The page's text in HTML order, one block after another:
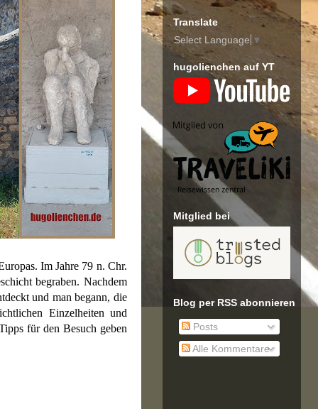
Im Jahre 79 n. Chr.
begraben. Nachdem
und man begann, die
Einzelheiten und
für den Besuch geben
Translate
Select Language ▼
hugolienchen auf YT
Mitglied bei
Blog per RSS abonnieren
Posts
Alle Kommentare